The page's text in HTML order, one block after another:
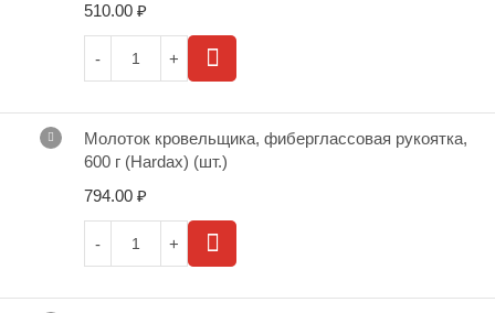
510.00 ₽
Молоток кровельщика, фиберглассовая рукоятка,
600 г (Hardax) (шт.)
794.00 ₽